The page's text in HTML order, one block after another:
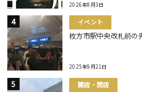
2026年8月3日
イベント
枚方市駅中央改札前の
2025年9月21日
開店・閉店